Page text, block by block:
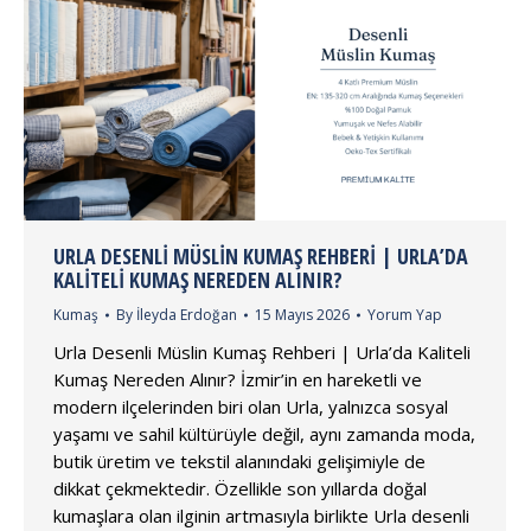
URLA DESENLI MÜSLIN KUMAŞ REHBERI | URLA’DA
KALITELI KUMAŞ NEREDEN ALINIR?
Kumaş By İleyda Erdoğan 15 Mayıs 2026 Yorum Yap
Urla Desenli Müslin Kumaş Rehberi | Urla’da Kaliteli
Kumaş Nereden Alınır? İzmir’in en hareketli ve
modern ilçelerinden biri olan Urla, yalnızca sosyal
yaşamı ve sahil kültürüyle değil, aynı zamanda moda,
butik üretim ve tekstil alanındaki gelişimiyle de
dikkat çekmektedir. Özellikle son yıllarda doğal
kumaşlara olan ilginin artmasıyla birlikte Urla desenli